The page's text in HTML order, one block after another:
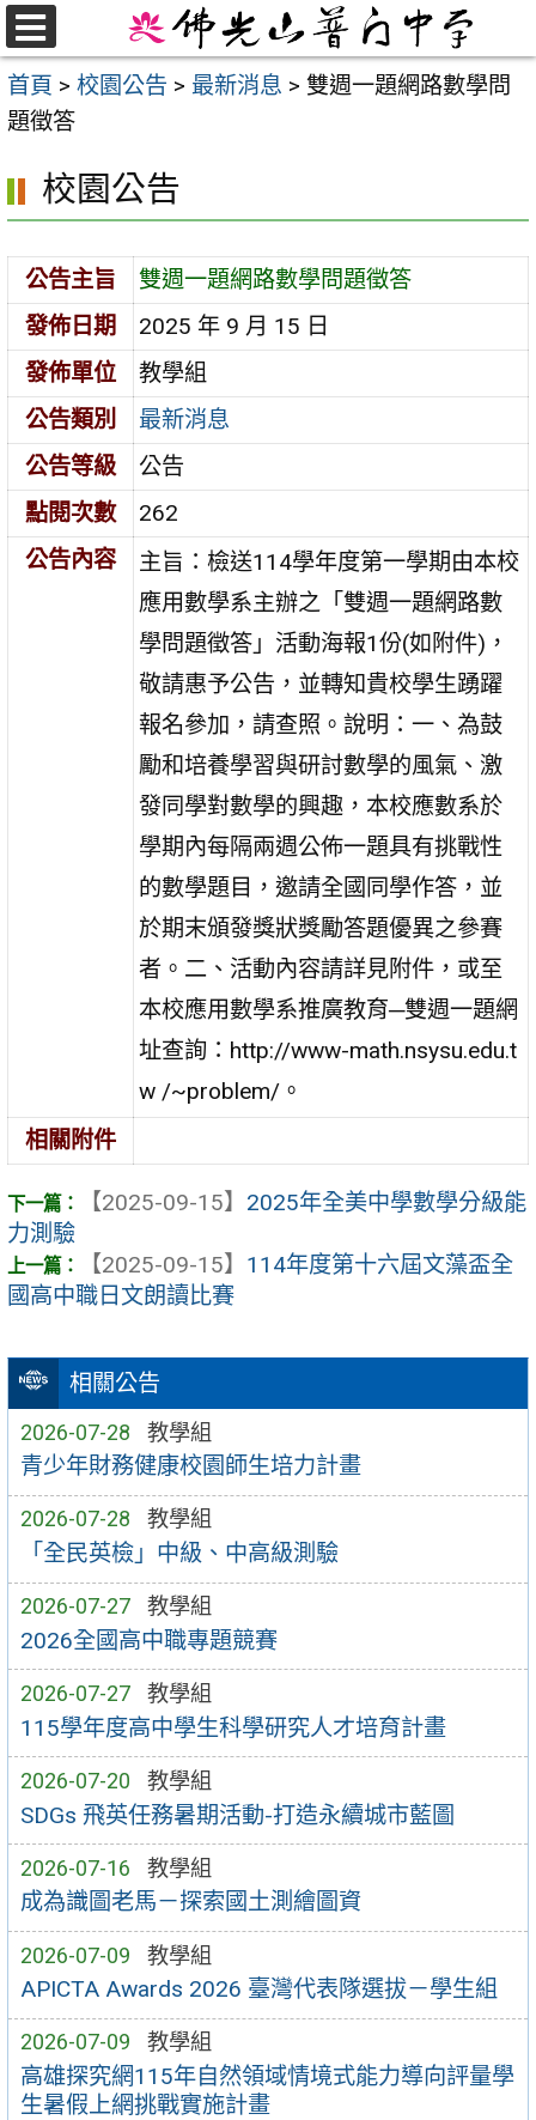
跳
至
主
要
首頁 > 校園公告 > 最新消息 > 雙週一題網路數學問
題徵答
相關公告
2026-07-28 教學組
青少年財務健康校園師生培力計畫
2026-07-28 教學組
「全民英檢」中級、中高級測驗
2026-07-27 教學組
2026全國高中職專題競賽
2026-07-27 教學組
115學年度高中學生科學研究人才培育計畫
2026-07-20 教學組
SDGs 飛英任務暑期活動-打造永續城市藍圖
2026-07-16 教學組
成為識圖老馬－探索國土測繪圖資
2026-07-09 教學組
APICTA Awards 2026 臺灣代表隊選拔－學生組
2026-07-09 教學組
高雄探究網115年自然領域情境式能力導向評量學
生暑假上網挑戰實施計畫
校園公告
公告主旨
雙週一題網路數學問題徵答
發佈日期
2025 年 9 月 15 日
發佈單位
教學組
公告類別
最新消息
公告等級
公告
點閱次數
262
公告內容
主旨：檢送114學年度第一學期由本校
應用數學系主辦之「雙週一題網路數
學問題徵答」活動海報1份(如附件)，
敬請惠予公告，並轉知貴校學生踴躍
報名參加，請查照。說明：一、為鼓
勵和培養學習與研討數學的風氣、激
發同學對數學的興趣，本校應數系於
學期內每隔兩週公佈一題具有挑戰性
的數學題目，邀請全國同學作答，並
於期末頒發獎狀獎勵答題優異之參賽
者。二、活動內容請詳見附件，或至
本校應用數學系推廣教育─雙週一題網
址查詢：http://www-math.nsysu.edu.t
w /~problem/。
相關附件
【2025-09-15】 2025年全美中學數學分級能
力測驗
【2025-09-15】 114年度第十六屆文藻盃全
國高中職日文朗讀比賽
選
單